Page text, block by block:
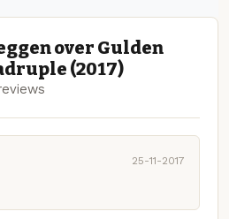
over Gulden
(2017)
25-11-2017